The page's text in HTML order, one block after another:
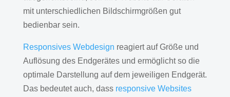
mit unterschiedlichen Bildschirmgrößen gut
bedienbar sein.
Responsives Webdesign reagiert auf Größe und
Auflösung des Endgerätes und ermöglicht so die
optimale Darstellung auf dem jeweiligen Endgerät.
Das bedeutet auch, dass responsive Websites